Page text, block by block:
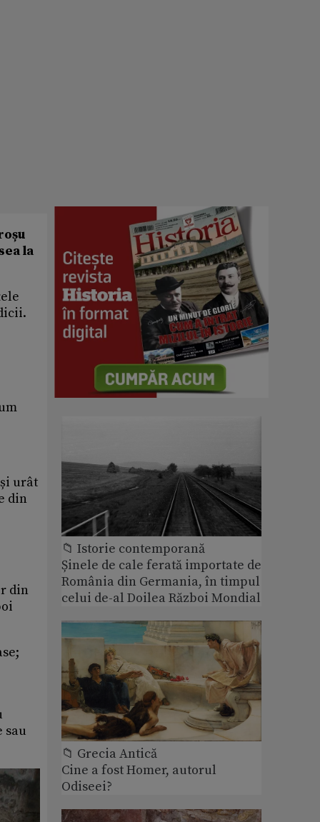
la
urât
din
din
sau
📁 Istorie contemporană
Șinele de cale ferată importate de
România din Germania, în timpul
celui de-al Doilea Război Mondial
📁 Grecia Antică
Cine a fost Homer, autorul
Odiseei?